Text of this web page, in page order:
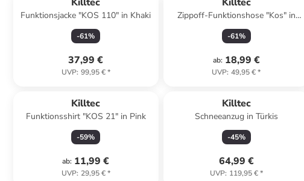
Funktionsjacke "KOS 110" in Khaki
-61%
37,99 €
UVP: 99,95 €*
Zippoff-Funktionshose "Kos" in
Blau
-61%
ab: 18,99 €
UVP: 49,95 €*
Killtec
Funktionsshirt "KOS 21" in Pink
-59%
ab: 11,99 €
UVP: 29,95 €*
Killtec
Schneeanzug in Türkis
-45%
64,99 €
UVP: 119,95 €*